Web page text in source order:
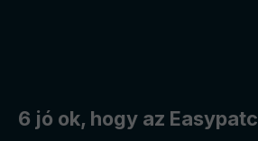
6 jó ok, hogy az